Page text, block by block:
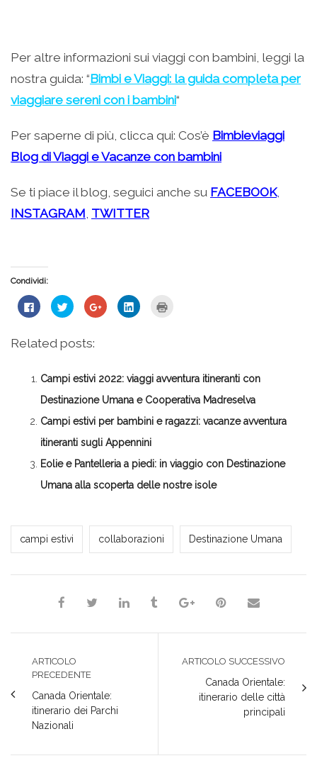
Per altre informazioni sui viaggi con bambini, leggi la
nostra guida: “Bimbi e Viaggi: la guida completa per
viaggiare sereni con i bambini“
Per saperne di più, clicca qui: Cos’è Bimbieviaggi
Blog di Viaggi e Vacanze con bambini
Se ti piace il blog, seguici anche su FACEBOOK,
INSTAGRAM TWITTER
Condividi:
Fai
clic
su
Facebook
una
finestra)
Fai
clic
condividere
su
apre
in
nuova
finestra)
Fai
clic
in
nuova
finestra)
Fai
clic
apre
in
nuova
finestra)
nuova
Related posts:
Campi estivi 2022: viaggi avventura itineranti con
Destinazione Umana e Cooperativa Madreselva
Campi estivi per bambini e ragazzi: vacanze avventura
itineranti sugli Appennini
Eolie e Pantelleria a piedi: in viaggio con Destinazione
Umana alla scoperta delle nostre isole
Milena Marchioni
campi estivi
collaborazioni Destinazione Umana
ARTICOLO
PRECEDENTE
Canada Orientale:
itinerario dei Parchi
Nazionali
ARTICOLO SUCCESSIVO
Canada Orientale:
itinerario delle città
principali